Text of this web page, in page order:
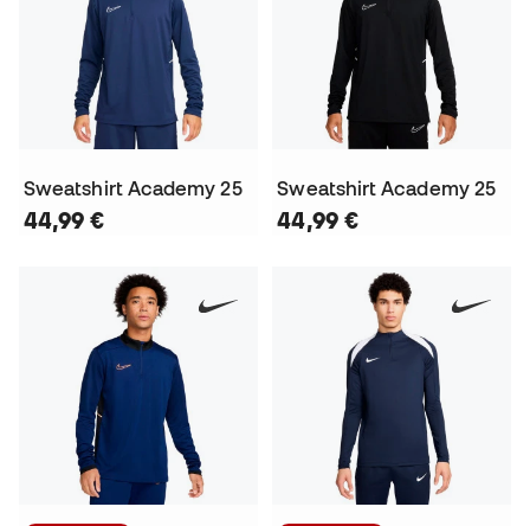
Sweatshirt Academy 25
44,99 €
Sweatshirt Academy 25
44,99 €